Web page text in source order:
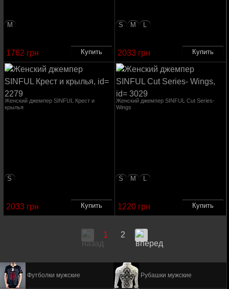
Футболки мужские Рубашки мужские
S M L
2033 грн
M
1762 грн
Женский джемпер SINFUL Cut Series-
Wings
S M L
1220 грн
Женский джемпер SINFUL Крест и
крылья
S
2033 грн
1 2